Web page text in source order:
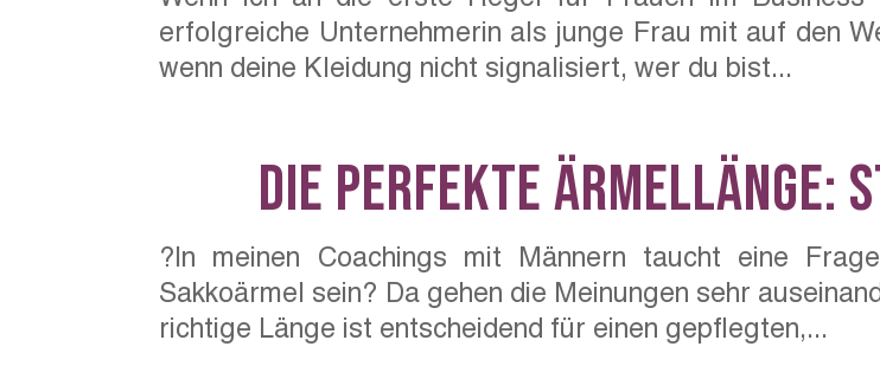
erfolgreiche Unternehmerin als junge Frau mit auf den
wenn deine Kleidung nicht signalisiert, wer du bist...
Die perfekte Ärmellänge:
?In meinen Coachings mit Männern taucht eine
Sakkoärmel sein? Da gehen die Meinungen sehr
richtige Länge ist entscheidend für einen gepflegten,...